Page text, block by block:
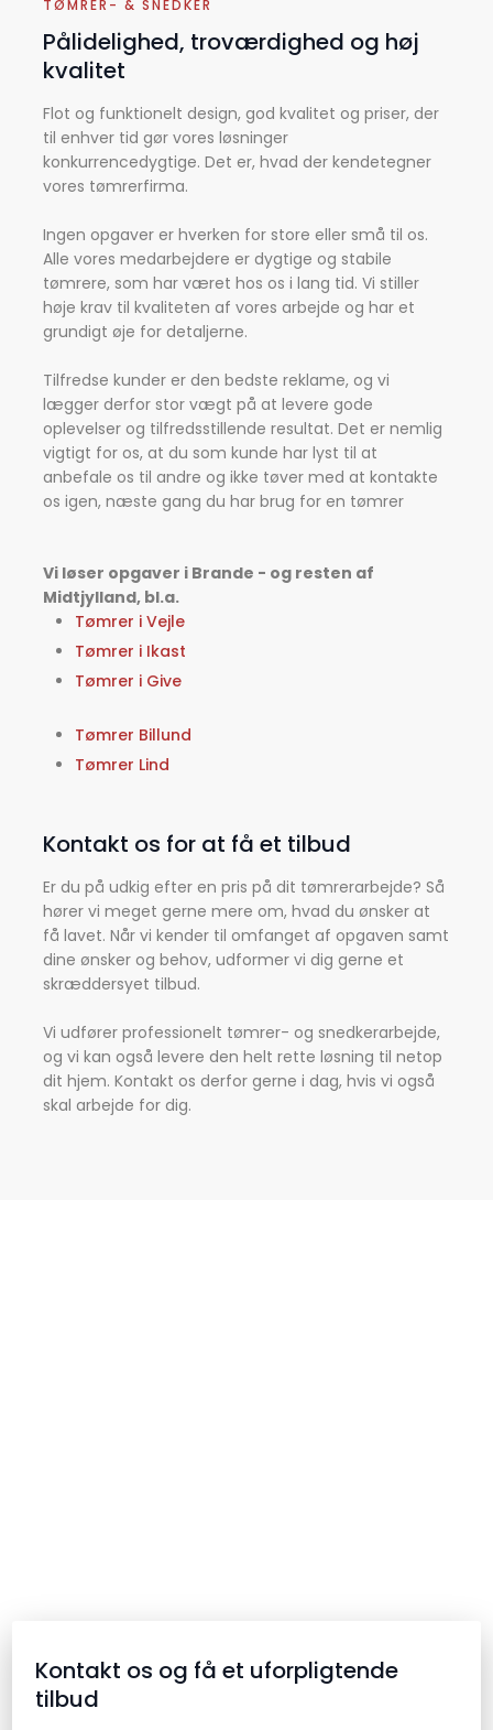
TØMRER- & SNEDKER​
Pålidelighed, troværdighed og høj
kvalitet
Flot og funktionelt design, god kvalitet og priser, der
til enhver tid gør vores løsninger
konkurrencedygtige. Det er, hvad der kendetegner
vores tømrerfirma.​
Ingen opgaver er hverken for store eller små til os.
Alle vores medarbejdere er dygtige og stabile
tømrere, som har været hos os i lang tid. Vi stiller
høje krav til kvaliteten af vores arbejde og har et
grundigt øje for detaljerne.
Tilfredse kunder er den bedste reklame, og vi
lægger derfor stor vægt på at levere gode
oplevelser og tilfredsstillende resultat. Det er nemlig
vigtigt for os, at du som kunde har lyst til at
anbefale os til andre og ikke tøver med at kontakte
os igen, næste gang du har brug for en tømrer
Vi løser opgaver i Brande - og resten af
Midtjylland, bl.a.
Tømrer i Vejle
Tømrer i Ikast
Tømrer i Give​
Tømrer ​Billund
Tømrer Lind
Kontakt os for at få et tilbud
Er du på udkig efter en pris på dit tømrerarbejde? Så
hører vi meget gerne mere om, hvad du ønsker at
få lavet. Når vi kender til omfanget af opgaven samt
dine ønsker og behov, udformer vi dig gerne et
skræddersyet tilbud.
Vi udfører professionelt tømrer- og snedkerarbejde,
og vi kan også levere den helt rette løsning til netop
dit hjem. Kontakt os derfor gerne i dag, hvis vi også
skal arbejde for dig.
Kontakt os og få et uforpligtende
tilbud